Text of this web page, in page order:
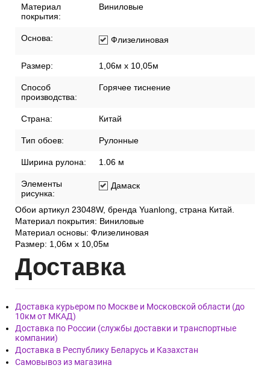
Материал
покрытия:
Виниловые
Основа: Флизелиновая
Размер: 1,06м х 10,05м
Способ
производства:
Горячее тиснение
Страна: Китай
Тип обоев: Рулонные
Ширина рулона: 1.06 м
Элементы
рисунка:
Дамаск
Обои артикул 23048W, бренда Yuanlong, страна Китай.
Материал покрытия: Виниловые
Материал основы: Флизелиновая
Размер: 1,06м х 10,05м
Доставка
Доставка курьером по Москве и Московской области (до
10км от МКАД)
Доставка по России (службы доставки и транспортные
компании)
Доставка в Республику Беларусь и Казахстан
Самовывоз из магазина